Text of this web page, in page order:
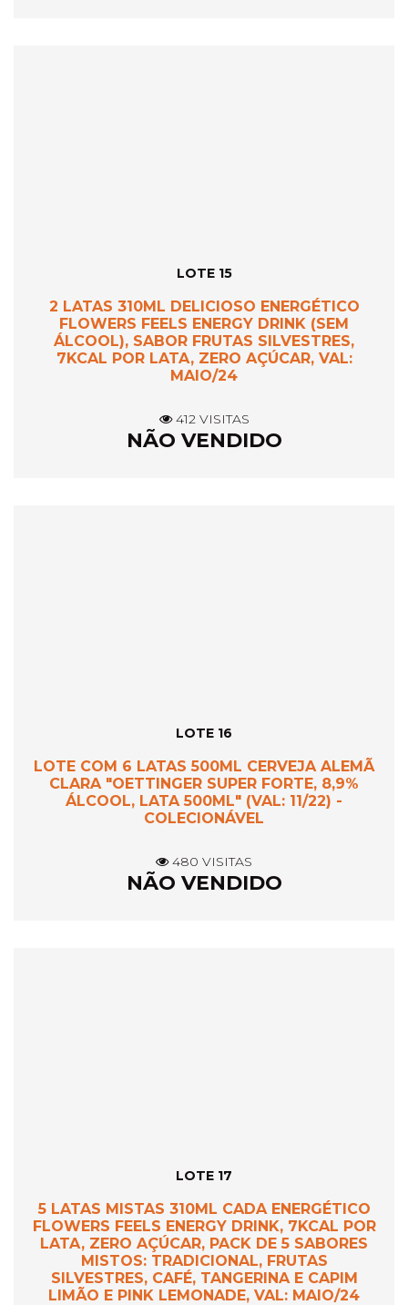
LOTE 15
2 LATAS 310ML DELICIOSO ENERGÉTICO
FLOWERS FEELS ENERGY DRINK (SEM
ÁLCOOL), SABOR FRUTAS SILVESTRES,
7KCAL POR LATA, ZERO AÇÚCAR, VAL:
MAIO/24
412 VISITAS
NÃO VENDIDO
LOTE 16
LOTE COM 6 LATAS 500ML CERVEJA ALEMÃ
CLARA "OETTINGER SUPER FORTE, 8,9%
ÁLCOOL, LATA 500ML" (VAL: 11/22) -
COLECIONÁVEL
480 VISITAS
NÃO VENDIDO
LOTE 17
5 LATAS MISTAS 310ML CADA ENERGÉTICO
FLOWERS FEELS ENERGY DRINK, 7KCAL POR
LATA, ZERO AÇÚCAR, PACK DE 5 SABORES
MISTOS: TRADICIONAL, FRUTAS
SILVESTRES, CAFÉ, TANGERINA E CAPIM
LIMÃO E PINK LEMONADE, VAL: MAIO/24